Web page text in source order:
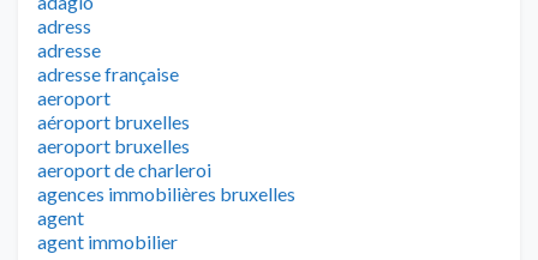
adress
adresse
adresse française
aeroport
aéroport bruxelles
aeroport bruxelles
aeroport de charleroi
agences immobilières bruxelles
agent
agent immobilier